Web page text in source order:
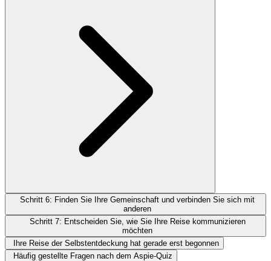
Schritt 6: Finden Sie Ihre Gemeinschaft und verbinden Sie sich mit
anderen
Schritt 7: Entscheiden Sie, wie Sie Ihre Reise kommunizieren
möchten
Ihre Reise der Selbstentdeckung hat gerade erst begonnen
Häufig gestellte Fragen nach dem Aspie-Quiz